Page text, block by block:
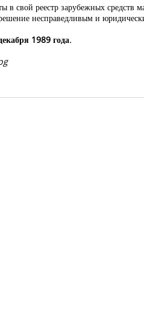
свой реестр зарубежных средств
несправедливым и
1989 года.